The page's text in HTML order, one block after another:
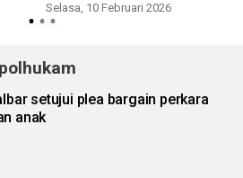
Selasa, 10 Februari 2026
setujui plea bargain perkara
anak